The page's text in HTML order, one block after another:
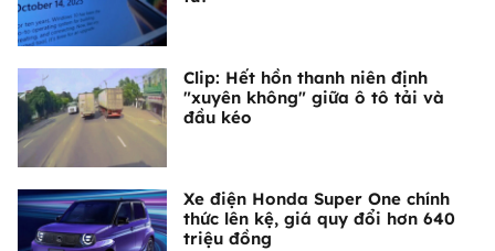
Clip: Hết hồn thanh niên định
"xuyên không" giữa ô tô tải và
đầu kéo
Xe điện Honda Super One chính
thức lên kệ, giá quy đổi hơn 640
triệu đồng